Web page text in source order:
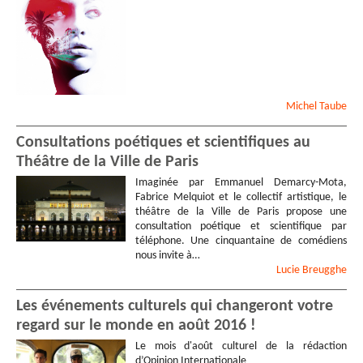
Michel Taube
Consultations poétiques et scientifiques au
Théâtre de la Ville de Paris
Imaginée par Emmanuel Demarcy-Mota,
Fabrice Melquiot et le collectif artistique, le
théâtre de la Ville de Paris propose une
consultation poétique et scientifique par
téléphone. Une cinquantaine de comédiens
nous invite à…
Lucie Breugghe
Les événements culturels qui changeront votre
regard sur le monde en août 2016 !
Le mois d'août culturel de la rédaction